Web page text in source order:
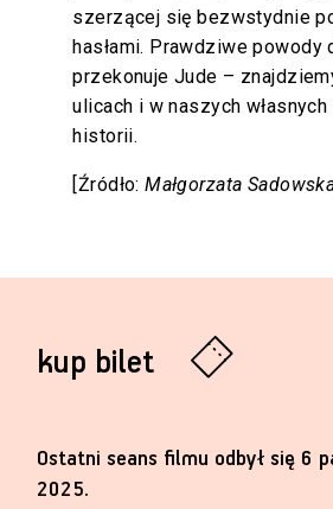
kup bilet
Ostatni seans filmu odbył się 6
2025.
szerzącej się bezwstydnie
hasłami. Prawdziwe powody
przekonuje Jude –
ulicach i w naszych
historii.
[Źródło:Małgorzata